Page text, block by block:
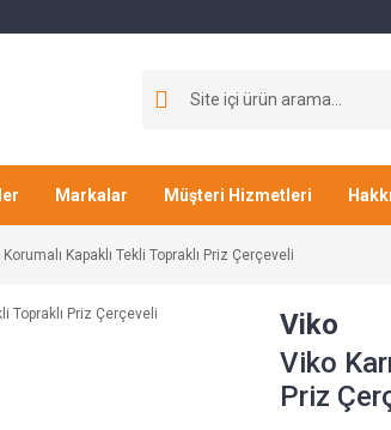
Markalar Müşteri Hizmetleri
Kapaklı Tekli Topraklı Priz Çerçeveli
Viko
Viko
Priz